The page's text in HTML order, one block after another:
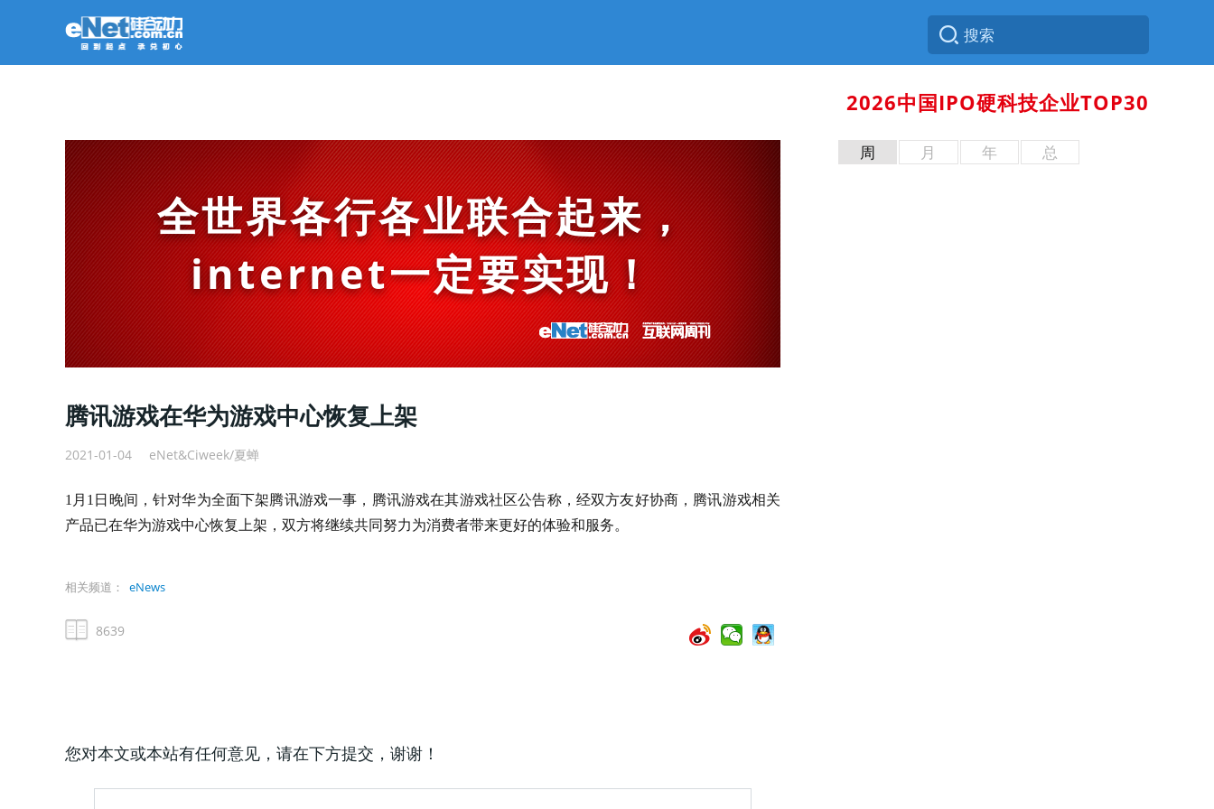
2026中国IPO硬科技企业TOP30
全世界各行各业联合起来，
internet一定要实现！
腾讯游戏在华为游戏中心恢复上架
2021-01-04 eNet&Ciweek/夏蝉
1月1日晚间，针对华为全面下架腾讯游戏一事，腾讯游戏在其游戏社区公告称，经双方友好协商，腾讯游戏相关
产品已在华为游戏中心恢复上架，双方将继续共同努力为消费者带来更好的体验和服务。
相关频道： eNews
8639
您对本文或本站有任何意见，请在下方提交，谢谢！
周 月 年 总